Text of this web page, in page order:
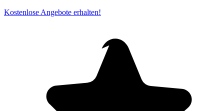
Kostenlose Angebote erhalten!